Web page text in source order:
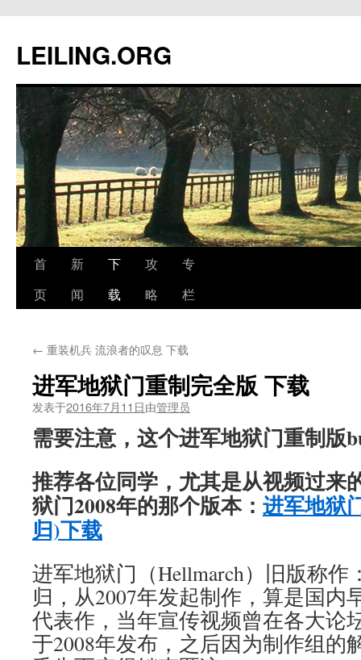
文
LEILING.ORG
首
页
新
闻
下
载
攻
略
专
栏
← 重装机兵 流浪者的叹息 下载
进军地狱门重制完全版 下载
发表于2016年7月11日由管理员
需要注意，这个进军地狱门重制版
推荐各位同学，尤其是从视频过来
狱门2008年的那个版本： 进军地狱
归)下载
进军地狱门（Hellmarch）旧版称作
归，从2007年发起制作，算是国内
代表作，当年宣传视频曾在各大论
于2008年发布，之后因为制作组的